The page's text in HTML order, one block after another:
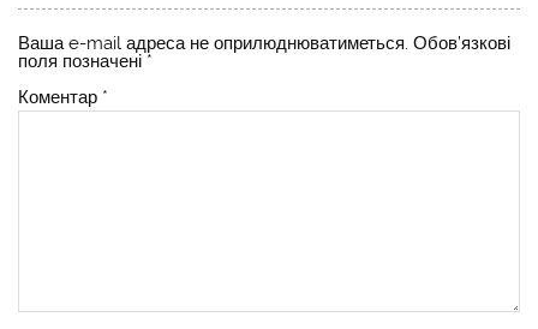
Ваша e-mail адреса не оприлюднюватиметься. Обов’язкові
поля позначені *
Коментар *